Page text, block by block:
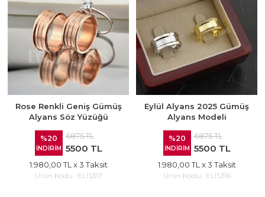
Rose Renkli Geniş Gümüş
Alyans Söz Yüzüğü
%20
İNDİRİM
6875 TL
5500 TL
1.980,00 TL x 3 Taksit
Ürün Kodu : ELIS317
Eylül Alyans 2025 Gümüş
Alyans Modeli
%20
İNDİRİM
6875 TL
5500 TL
1.980,00 TL x 3 Taksit
Ürün Kodu : ELIS316